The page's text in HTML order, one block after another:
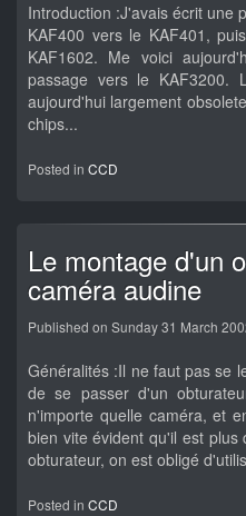
Introduction :J'avais écrit une
KAF400 vers le KAF401,
KAF1602. Me voici
passage vers le KAF3200.
aujourd'hui largement
chips...
Posted in CCD
Le montage d'un
caméra audine
Published on Sunday 31 March
Généralités :Il ne faut pas se
de se passer d'un
n'importe quelle caméra, et
bien vite évident qu'il est
obturateur, on est obligé
Posted in CCD